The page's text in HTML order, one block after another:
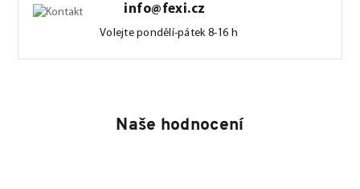
info@fexi.cz
Volejte pondělí-pátek 8-16 h
Naše hodnocení